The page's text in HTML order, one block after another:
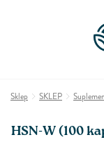
Sklep SKLEP
HSN-W (100